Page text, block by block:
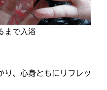
まで入浴
り、心身ともにリフレッ